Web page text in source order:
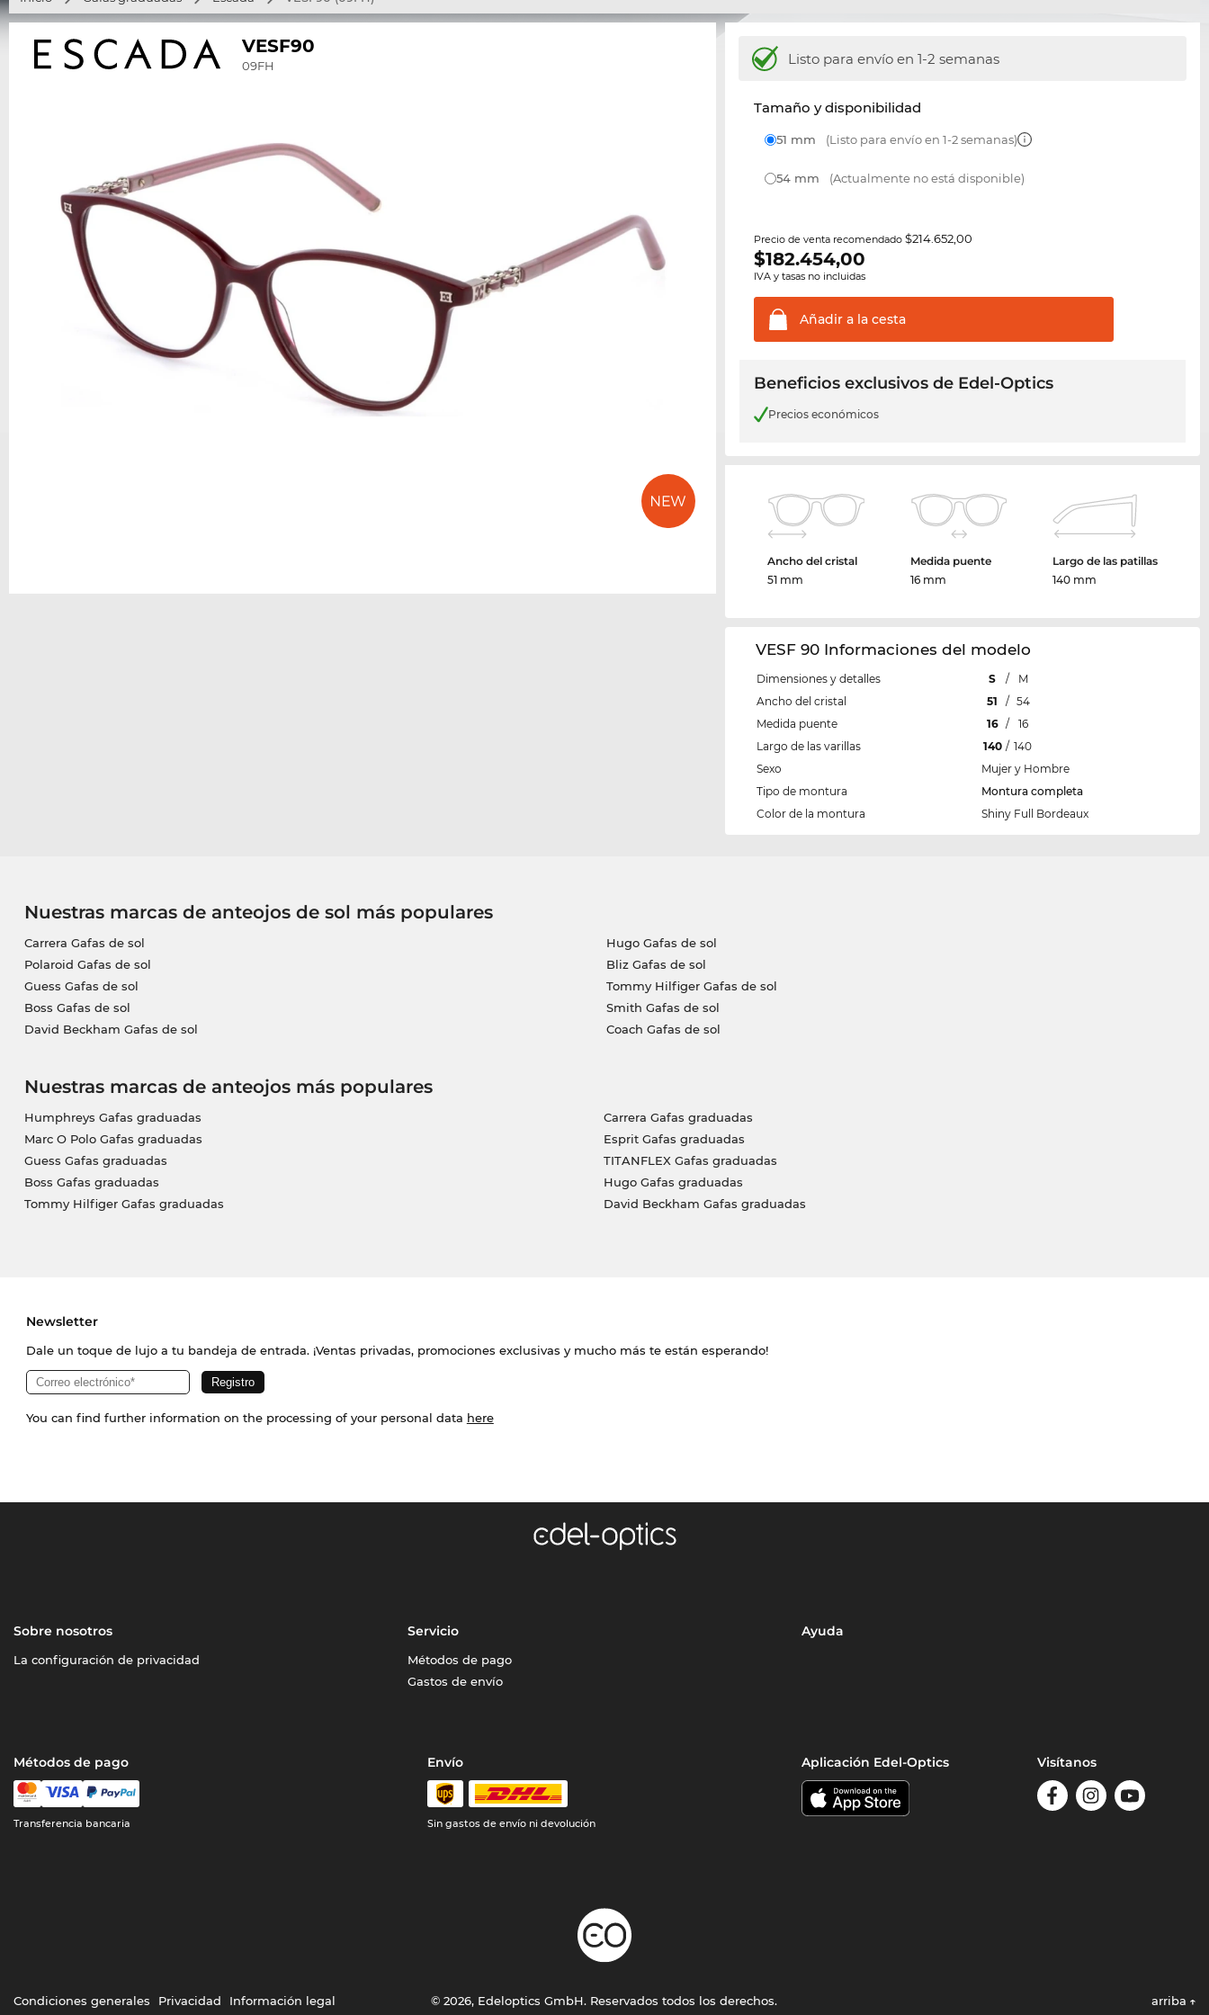
VESF90
09FH Listo para envío en 1-2 semanas
Tamaño y disponibilidad
51 mm (Listo para envío en 1-2 semanas)
54 mm (Actualmente no está disponible)
Precio de venta recomendado$214.652,00
$182.454,00
IVA y tasas no incluidas
Añadir a la cesta
Beneficios exclusivos de Edel-Optics
Precios económicos
Ancho del cristal
51 mm
Medida puente
16 mm
Largo de las patillas
140 mm
VESF 90 Informaciones del modelo
Dimensiones y detalles S /
M
Ancho del cristal
51 / 54
Medida puente
16 /
16
Largo de las varillas
140 / 140
Sexo
Mujer y Hombre
Tipo de montura
Montura completa
Color de la montura
Shiny Full Bordeaux
Nuestras marcas de anteojos de sol más populares
Carrera Gafas de sol
Polaroid Gafas de sol
Guess Gafas de sol
Boss Gafas de sol
David Beckham Gafas de sol
Hugo Gafas de sol
Bliz Gafas de sol
Tommy Hilfiger Gafas de sol
Smith Gafas de sol
Coach Gafas de sol
Nuestras marcas de anteojos más populares
Humphreys Gafas graduadas
Marc O Polo Gafas graduadas
Guess Gafas graduadas
Boss Gafas graduadas
Tommy Hilfiger Gafas graduadas
Carrera Gafas graduadas
Esprit Gafas graduadas
TITANFLEX Gafas graduadas
Hugo Gafas graduadas
David Beckham Gafas graduadas
Newsletter
Dale un toque de lujo a tu bandeja de entrada. ¡Ventas privadas, promociones exclusivas y mucho más te están esperando!
You can find further information on the processing of your personal data here
Sobre nosotros
La configuración de privacidad
Servicio
Métodos de pago
Gastos de envío
Ayuda
Métodos de pago
Transferencia bancaria
Envío
Sin gastos de envío ni devolución
Aplicación Edel-Optics Visítanos
Condiciones generales Privacidad Información legal © 2026, Edeloptics GmbH. Reservados todos los derechos. arriba